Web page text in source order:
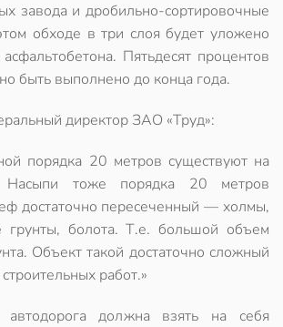
завода и дробильно-сортировочные
обходе в три слоя будет уложено
Пятьдесят процентов
быть выполнено до конца года.
директор ЗАО «Труд»:
порядка 20 метров существуют на
Насыпи тоже порядка 20 метров
достаточно пересеченный — холмы,
грунты, болота. Т.е. большой объем
Объект такой достаточно сложный
работ.»
автодорога должна взять на себя